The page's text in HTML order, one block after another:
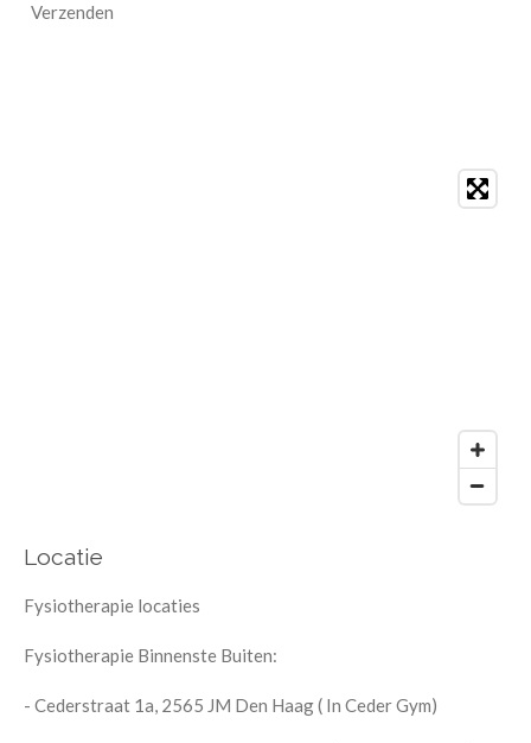
Verzenden
Locatie
Fysiotherapie locaties
Fysiotherapie Binnenste Buiten:
- Cederstraat 1a, 2565 JM Den Haag ( In Ceder Gym)